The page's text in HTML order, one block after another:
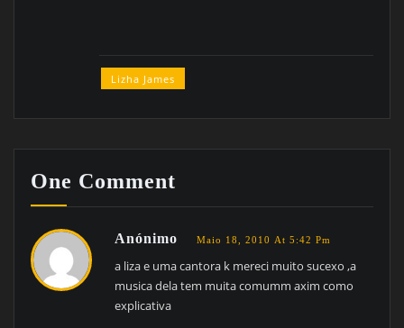
Lizha James
One Comment
Anónimo Maio 18, 2010 At 5:42 Pm
a liza e uma cantora k mereci muito sucexo ,a
musica dela tem muita comumm axim como
explicativa